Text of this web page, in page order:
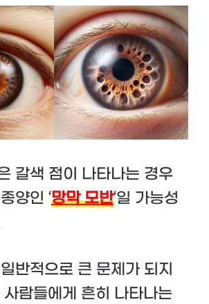
갈색 점이 나타나는 경우
양인 ‘망막 모반‘일 가능성
반적으로 큰 문제가 되지
람들에게 흔히 나타나는